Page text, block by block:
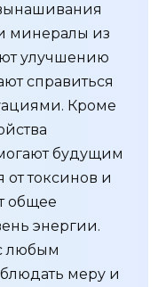
минералы из
улучшению
справиться
Кроме
будущим
от токсинов и
общее
энергии.
любым
меру и